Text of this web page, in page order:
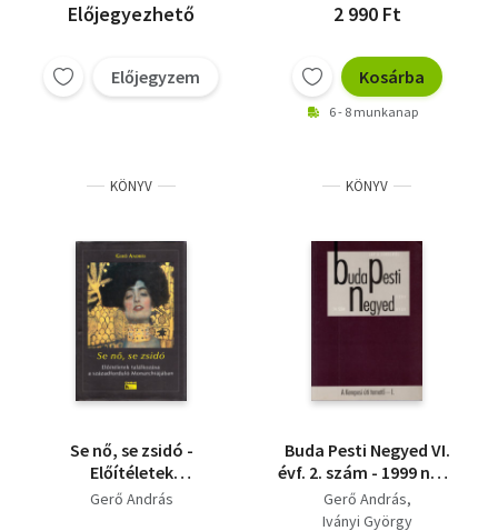
Előjegyezhető
Előjegyzem
2 990 Ft
Kosárba
6 - 8 munkanap
KÖNYV
Se nő, se zsidó -
Előítéletek
találkozása a
Gerő András
KÖNYV
Buda Pesti Negyed VI.
évf. 2. szám - 1999 nyár
24. szám - A Kerepesei
úti temető - I.
Gerő András
Iványi György